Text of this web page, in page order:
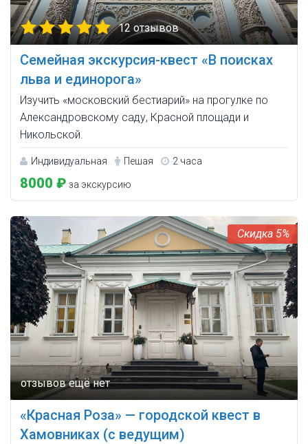
12 отзывов
Семейная экскурсия-квест «В поисках
льва и единорога»
Изучить «московский бестиарий» на прогулке по
Александровскому саду, Красной площади и
Никольской.
Индивидуальная Пешая 2 часа
8000 ₽ за экскурсию
5%
«Красная Роза» — городской квест в
Хамовниках (с ведущим)